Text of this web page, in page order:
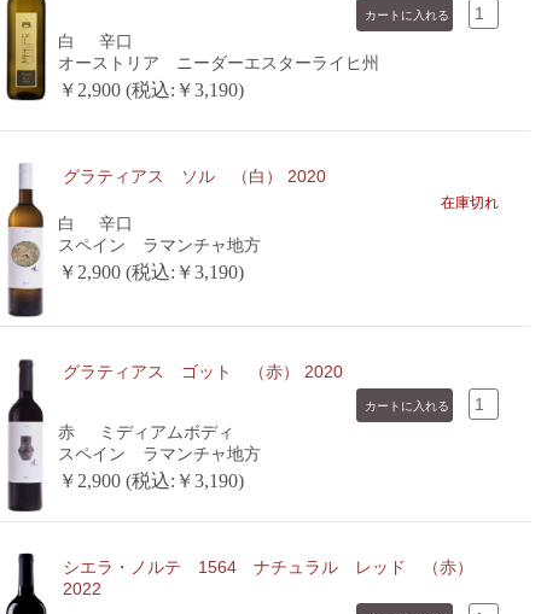
白
辛口
オーストリア ニーダーエスターライヒ州
￥2,900 (税込:￥3,190)
グラティアス ソル （白） 2020
在庫切れ
白
辛口
スペイン ラマンチャ地方
￥2,900 (税込:￥3,190)
グラティアス ゴット （赤） 2020
赤
ミディアムボディ
スペイン ラマンチャ地方
￥2,900 (税込:￥3,190)
シエラ・ノルテ 1564 ナチュラル レッド （赤）
2022